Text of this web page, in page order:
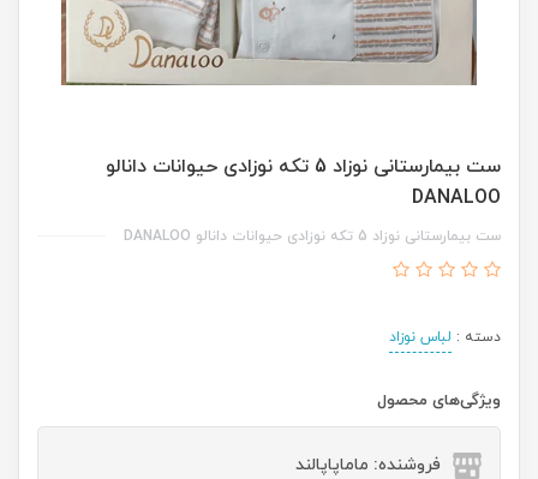
ست بیمارستانی نوزاد 5 تکه نوزادی حیوانات دانالو
DANALOO
ست بیمارستانی نوزاد 5 تکه نوزادی حیوانات دانالو DANALOO
دسته : لباس نوزاد
ویژگی‌های محصول
فروشنده: ماماپاپالند